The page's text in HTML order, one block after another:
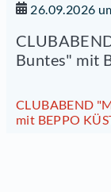
26.09.2026
Buntes" mit
CLUBABEND
mit BEPPO